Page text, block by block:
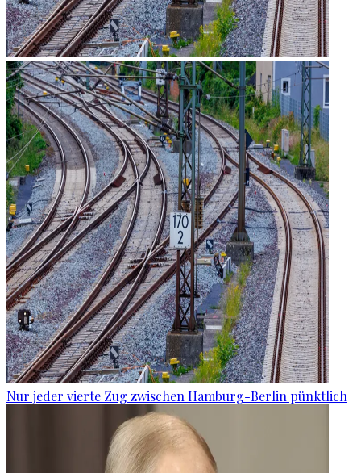
Nur jeder vierte Zug zwischen Hamburg-Berlin pünktlich